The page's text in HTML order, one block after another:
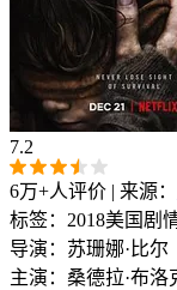
7.2
6万+人评价 | 来源：
标签： 2018美国 剧
导演： 苏珊娜·比尔
主演： 桑德拉·布洛